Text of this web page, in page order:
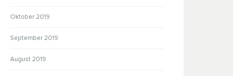
Oktober 2019
September 2019
August 2019